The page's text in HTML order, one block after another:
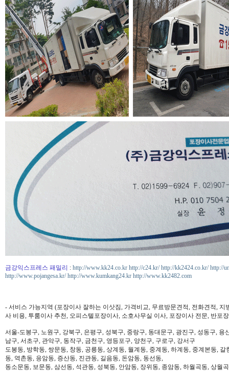
금강익스프레스 패밀리 : http://www.kk24.co.kr http://c24.kr/ http://kk2424.co.kr/ http://
http://www.pojangesa.kr/ http://www.kumkang24.kr http://www.kk2482.com
- 서비스 가능지역 (포장이사 잘하는 이삿짐, 가격비교, 무료방문견적, 전화견적,
사 비용, 투룸이사 추천, 오피스텔포장이사, 소호사무실 이사, 포장이사 전문, 반포
서울-도봉구, 노원구, 강북구, 은평구, 성북구, 중랑구, 동대문구, 광진구, 성동구,
남구, 서초구, 관악구, 동작구, 금천구, 영등포구, 양천구, 구로구, 강서구
도봉동, 방학동, 쌍문동, 창동, 공릉동, 상계동, 월계동, 중계동, 하계동, 중계본동,
동, 역촌동, 응암동, 증산동, 진관동, 길음동, 돈암동, 동선동,
동소문동, 보문동, 삼선동, 석관동, 성북동, 안암동, 장위동, 종암동, 하월곡동, 상월